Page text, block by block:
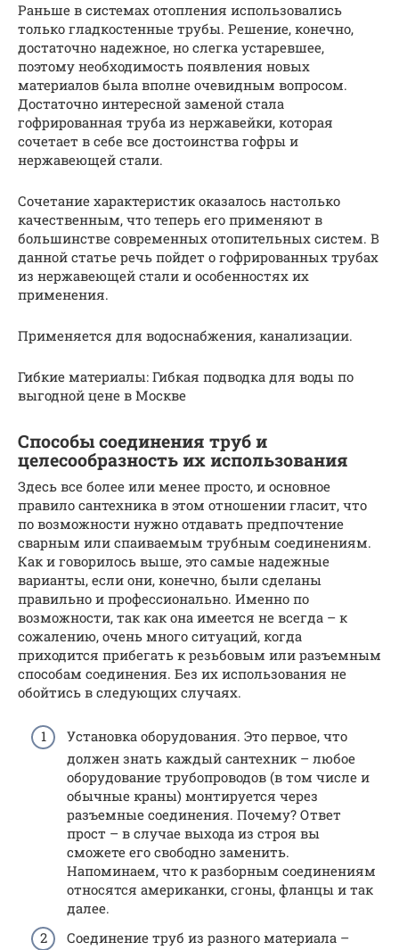
Раньше в системах отопления использовались
только гладкостенные трубы. Решение, конечно,
достаточно надежное, но слегка устаревшее,
поэтому необходимость появления новых
материалов была вполне очевидным вопросом.
Достаточно интересной заменой стала
гофрированная труба из нержавейки, которая
сочетает в себе все достоинства гофры и
нержавеющей стали.
Сочетание характеристик оказалось настолько
качественным, что теперь его применяют в
большинстве современных отопительных систем. В
данной статье речь пойдет о гофрированных трубах
из нержавеющей стали и особенностях их
применения.
Применяется для водоснабжения, канализации.
Гибкие материалы: Гибкая подводка для воды по
выгодной цене в Москве
Способы соединения труб и
целесообразность их использования
Здесь все более или менее просто, и основное
правило сантехника в этом отношении гласит, что
по возможности нужно отдавать предпочтение
сварным или спаиваемым трубным соединениям.
Как и говорилось выше, это самые надежные
варианты, если они, конечно, были сделаны
правильно и профессионально. Именно по
возможности, так как она имеется не всегда – к
сожалению, очень много ситуаций, когда
приходится прибегать к резьбовым или разъемным
способам соединения. Без их использования не
обойтись в следующих случаях.
Установка оборудования. Это первое, что
должен знать каждый сантехник – любое
оборудование трубопроводов (в том числе и
обычные краны) монтируется через
разъемные соединения. Почему? Ответ
прост – в случае выхода из строя вы
сможете его свободно заменить.
Напоминаем, что к разборным соединениям
относятся американки, сгоны, фланцы и так
далее.
Соединение труб из разного материала –